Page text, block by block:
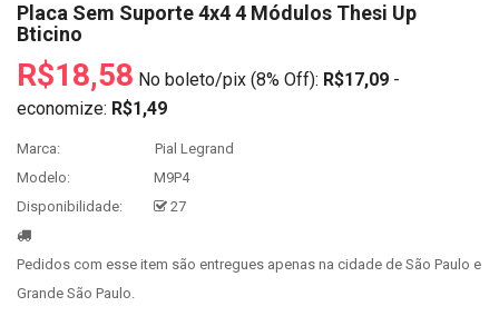
Placa Sem Suporte 4x4 4 Módulos Thesi Up
Bticino
R$18,58 No boleto/pix (8% Off): R$17,09 -
economize: R$1,49
Marca:
Pial Legrand
Modelo:
M9P4
Disponibilidade:
27
Pedidos com esse item são entregues apenas na cidade de São Paulo e
Grande São Paulo.